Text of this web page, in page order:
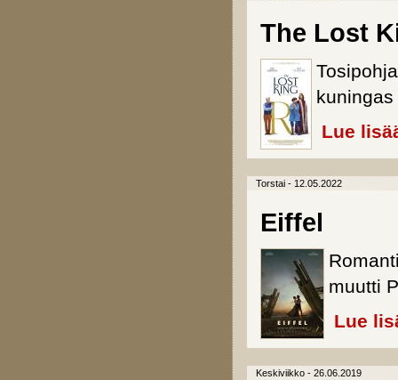
The Lost
kuningas
Lue
Torstai - 12.05.2022
Eiffel
muutti
Lue
Keskiviikko - 26.06.2019